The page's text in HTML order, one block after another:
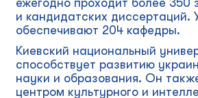
ежегодно проходит более 350
и кандидатских диссертаций.
обеспечивают 204 кафедры.
Киевский национальный
способствует развитию
науки и образования. Он
центром культурного и